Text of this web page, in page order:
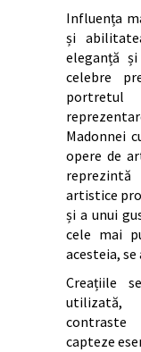
Influența
și
eleganță
celebre
Madonnei
opere de
artistice
și a unui
cele mai
acesteia,
Creațiile
utilizată,
contraste
capteze